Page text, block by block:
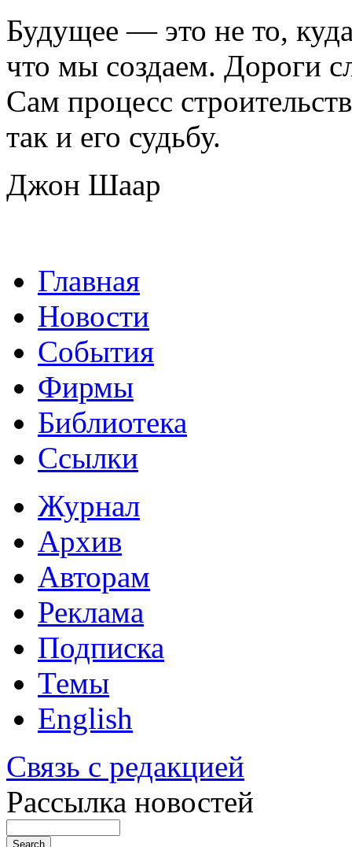
Будущее — это не то,
что мы создаем. Дороги
Сам процесс
так и его судьбу.
Джон Шаар
Главная
Новости
События
Фирмы
Библиотека
Ссылки
Журнал
Архив
Авторам
Реклама
Подписка
Темы
English
Связь с редакцией
Рассылка новостей